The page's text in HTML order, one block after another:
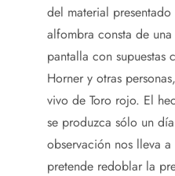
del material
alfombra consta de
pantalla con supuestas
Horner y otras
vivo de Toro rojo. El
se produzca sólo un
observación nos lleva
pretende redoblar la